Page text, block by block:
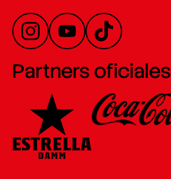
Partners oficiales